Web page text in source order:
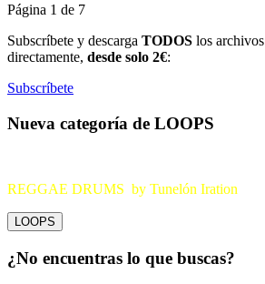
Página 1 de 7
Subscríbete y descarga TODOS los archivos
directamente, desde solo 2€:
Subscríbete
Nueva categoría de LOOPS
REGGAE DRUMS by Tunelón Iration
LOOPS
¿No encuentras lo que buscas?